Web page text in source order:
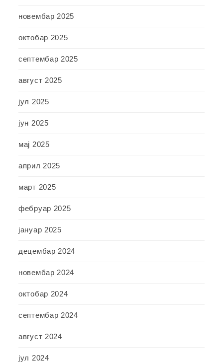
новембар 2025
октобар 2025
септембар 2025
август 2025
јул 2025
јун 2025
мај 2025
април 2025
март 2025
фебруар 2025
јануар 2025
децембар 2024
новембар 2024
октобар 2024
септембар 2024
август 2024
јул 2024